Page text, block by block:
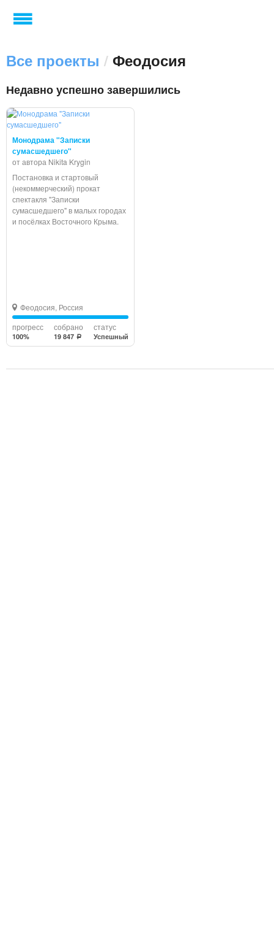
Все проекты / Феодосия
Недавно успешно завершились
Монодрама "Записки
сумасшедшего"
от автора Nikita Krygin
Постановка и стартовый
(некоммерческий) прокат
спектакля "Записки
сумасшедшего" в малых городах
и посёлках Восточного Крыма.
Феодосия, Россия
прогресс
100%
собрано
19 847 a
статус
Успешный